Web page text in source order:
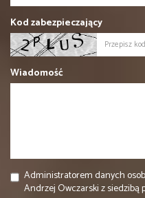
Kod zabezpieczający
Wiadomość
Administratorem danych
Andrzej Owczarski z siedzibą